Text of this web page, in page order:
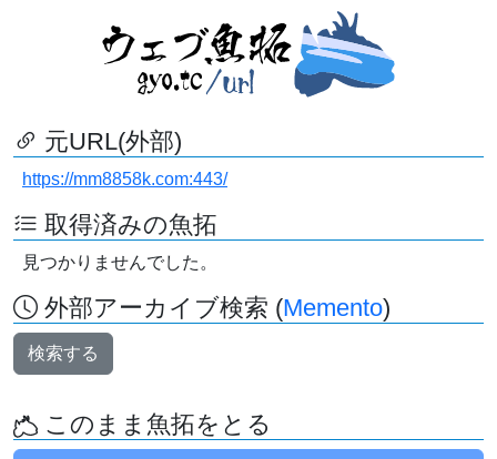
元URL(外部)
https://mm8858k.com:443/
取得済みの魚拓
見つかりませんでした。
外部アーカイブ検索 (Memento)
検索する
このまま魚拓をとる